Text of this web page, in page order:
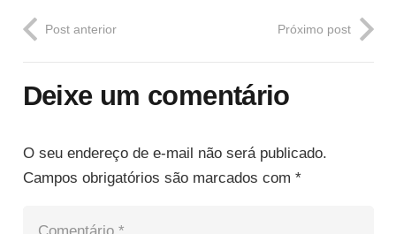
Post anterior Próximo post
Deixe um comentário
O seu endereço de e-mail não será publicado.
Campos obrigatórios são marcados com *